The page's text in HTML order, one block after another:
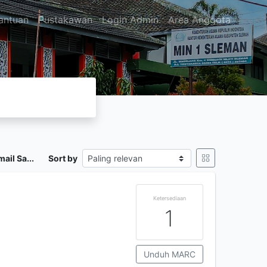
Pustakawan Login Admin Area Anggota
Sa... Sort by
Ketersediaan
1
Unduh MARC